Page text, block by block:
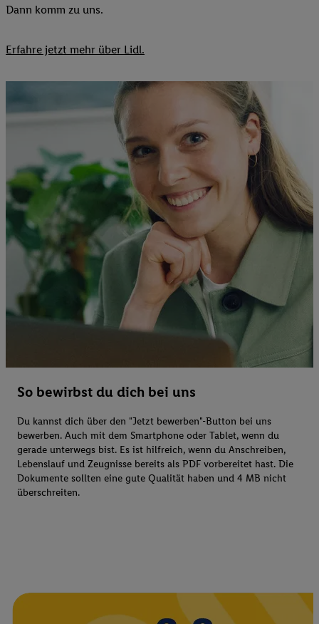
Dann komm zu uns.​
Erfahre jetzt mehr über Lidl.
So bewirbst du dich bei uns
Du kannst dich über den "Jetzt bewerben"-Button bei uns
bewerben. Auch mit dem Smartphone oder Tablet, wenn du
gerade unterwegs bist. Es ist hilfreich, wenn du Anschreiben,
Lebenslauf und Zeugnisse bereits als PDF vorbereitet hast. Die
Dokumente sollten eine gute Qualität haben und 4 MB nicht
überschreiten.